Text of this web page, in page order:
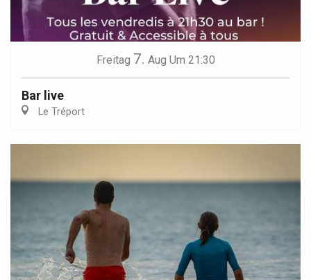
Freitag 7. Aug Um 21:30
Bar live
Le Tréport